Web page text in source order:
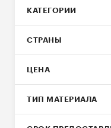
КАТЕГОРИИ
СТРАНЫ
ЦЕНА
ТИП МАТЕРИАЛА